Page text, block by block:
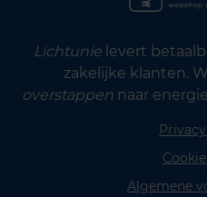
Lichtunielevert
zakelijke klanten.
overstappen naar
Algemene